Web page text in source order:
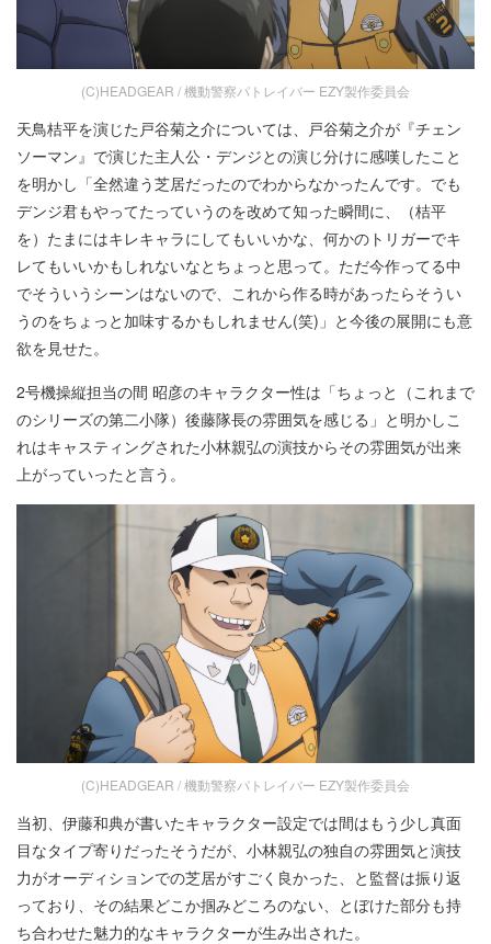
(C)HEADGEAR / 機動警察パトレイバー EZY製作委員会
天鳥桔平を演じた戸谷菊之介については、戸谷菊之介が『チェン
ソーマン』で演じた主人公・デンジとの演じ分けに感嘆したこと
を明かし「全然違う芝居だったのでわからなかったんです。でも
デンジ君もやってたっていうのを改めて知った瞬間に、（桔平
を）たまにはキレキャラにしてもいいかな、何かのトリガーでキ
レてもいいかもしれないなとちょっと思って。ただ今作ってる中
でそういうシーンはないので、これから作る時があったらそうい
うのをちょっと加味するかもしれません(笑)」と今後の展開にも意
欲を見せた。
2号機操縦担当の間 昭彦のキャラクター性は「ちょっと（これまで
のシリーズの第二小隊）後藤隊長の雰囲気を感じる」と明かしこ
れはキャスティングされた小林親弘の演技からその雰囲気が出来
上がっていったと言う。
(C)HEADGEAR / 機動警察パトレイバー EZY製作委員会
当初、伊藤和典が書いたキャラクター設定では間はもう少し真面
目なタイプ寄りだったそうだが、小林親弘の独自の雰囲気と演技
力がオーディションでの芝居がすごく良かった、と監督は振り返
っており、その結果どこか掴みどころのない、とぼけた部分も持
ち合わせた魅力的なキャラクターが生み出された。